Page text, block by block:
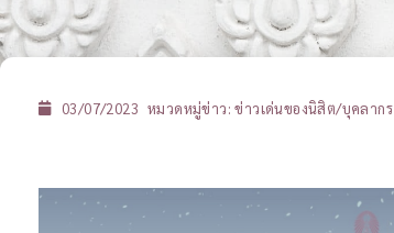
03/07/2023 หมวดหมู่ข่าว:ข่าวเด่นของนิสิต/บุคลากร